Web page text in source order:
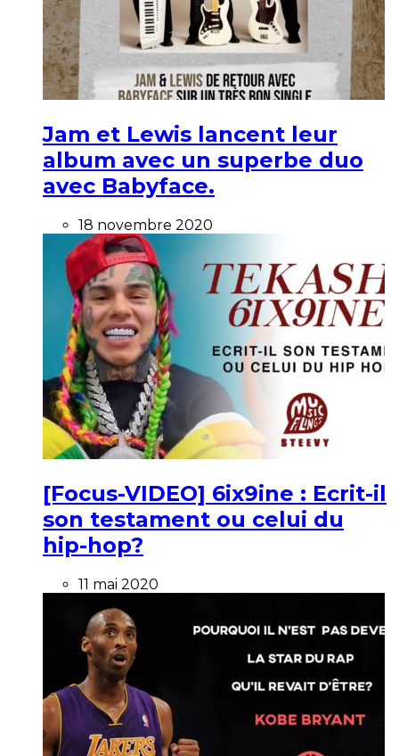
Jam et Lewis lancent leur
album avec un superbe duo
avec Babyface.
18 novembre 2020
[Focus-VIDEO] 6ix9ine : Ecrit-il
son testament ou celui du
hip-hop?
11 mai 2020